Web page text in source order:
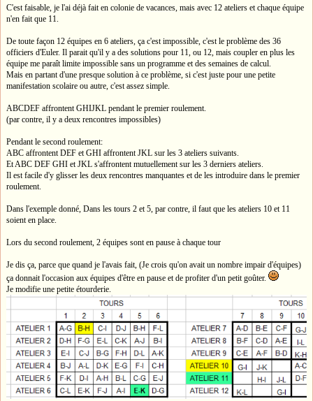
C'est faisable, je l'ai déjà fait en colonie de vacances, mais avec 12 ateliers et chaque équipe
n'en fait que 11.
De toute façon 12 équipes en 6 ateliers, ça c'est impossible, c'est le problème des 36
officiers d'Euler. Il parait qu'il y a des solutions pour 11, ou 12, mais coupler en plus les
équipe me paraît limite impossible sans un programme et des semaines de calcul.
Mais en partant d'une presque solution à ce problème, si c'est juste pour une petite
manifestation scolaire ou autre, c'est assez simple.
ABCDEF affrontent GHIJKL pendant le premier roulement.
(par contre, il y a deux rencontres impossibles)
Pendant le second roulement:
ABC affrontent DEF et GHI affrontent JKL sur les 3 ateliers suivants.
Et ABC DEF GHI et JKL s'affrontent mutuellement sur les 3 derniers ateliers.
Il est facile d'y glisser les deux rencontres manquantes et de les introduire dans le premier
roulement.
Dans l'exemple donné, Dans les tours 2 et 5, par contre, il faut que les ateliers 10 et 11
soient en place.
Lors du second roulement, 2 équipes sont en pause à chaque tour
Je dis ça, parce que quand je l'avais fait, (Je crois qu'on avait un nombre impair d'équipes)
ça donnait l'occasion aux équipes d'être en pause et de profiter d'un petit goûter.
Je modifie une petite étourderie.